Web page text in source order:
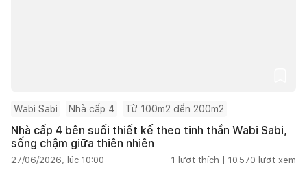
Wabi Sabi Nhà cấp 4 Từ 100m2 đến 200m2
Nhà cấp 4 bên suối thiết kế theo tinh thần Wabi Sabi,
sống chậm giữa thiên nhiên
27/06/2026, lúc 10:00 1 lượt thích | 10.570 lượt xem